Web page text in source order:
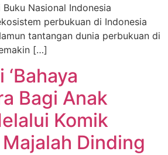
Nasional Indonesia
perbukuan di Indonesia
tantangan dunia perbukuan di
[…]
Bagi Anak
Komik
Dinding